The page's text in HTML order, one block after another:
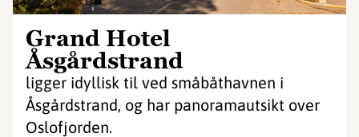
Grand Hotel
Åsgårdstrand
ligger idyllisk til ved småbåthavnen i
Åsgårdstrand, og har panoramautsikt over
Oslofjorden.